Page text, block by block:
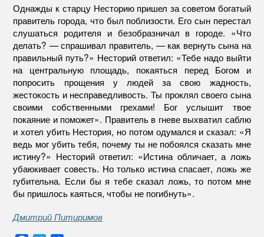
Однажды к старцу Несторию пришел за советом богатый
правитель города, что был поблизости. Его сын перестал
слушаться родителя и безобразничал в городе. «Что
делать? — спрашивал правитель, — как вернуть сына на
правильный путь?» Несторий ответил: «Тебе надо выйти
на центральную площадь, покаяться перед Богом и
попросить прощения у людей за свою жадность,
жестокость и несправедливость. Ты проклял своего сына
своими собственными грехами! Бог услышит твое
покаяние и поможет». Правитель в гневе выхватил саблю
и хотел убить Нестория, но потом одумался и сказал: «Я
ведь мог убить тебя, почему ты не побоялся сказать мне
истину?» Несторий ответил: «Истина обличает, а ложь
убаюкивает совесть. Но только истина спасает, ложь же
губительна. Если бы я тебе сказал ложь, то потом мне
бы пришлось каяться, чтобы не погибнуть».
Дмитрий Питиримов